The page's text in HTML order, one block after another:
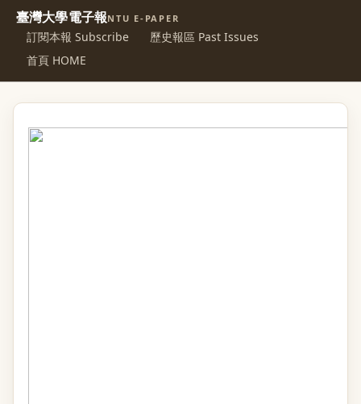
臺灣大學電子報NTU E-PAPER
訂閱本報 Subscribe
歷史報區 Past Issues
首頁 HOME